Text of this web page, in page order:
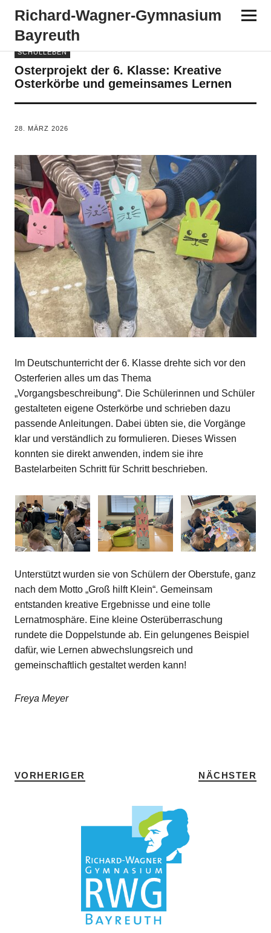
Richard-​​Wagner-​​Gymnasium
Bayreuth
SCHULLEBEN
Osterprojekt der 6. Klasse: Kreative
Osterkörbe und gemeinsames Lernen
28. MÄRZ 2026
Im Deutschunterricht der 6. Klasse drehte sich vor den
Osterferien alles um das Thema
„Vorgangsbeschreibung“. Die Schülerinnen und Schüler
gestalteten eigene Osterkörbe und schrieben dazu
passende Anleitungen. Dabei übten sie, die Vorgänge
klar und verständlich zu formulieren. Dieses Wissen
konnten sie direkt anwenden, indem sie ihre
Bastelarbeiten Schritt für Schritt beschrieben.
Unterstützt wurden sie von Schülern der Oberstufe, ganz
nach dem Motto „Groß hilft Klein“. Gemeinsam
entstanden kreative Ergebnisse und eine tolle
Lernatmosphäre. Eine kleine Osterüberraschung
rundete die Doppelstunde ab. Ein gelungenes Beispiel
dafür, wie Lernen abwechslungsreich und
gemeinschaftlich gestaltet werden kann!
Freya Meyer
VORHERIGER NÄCHSTER